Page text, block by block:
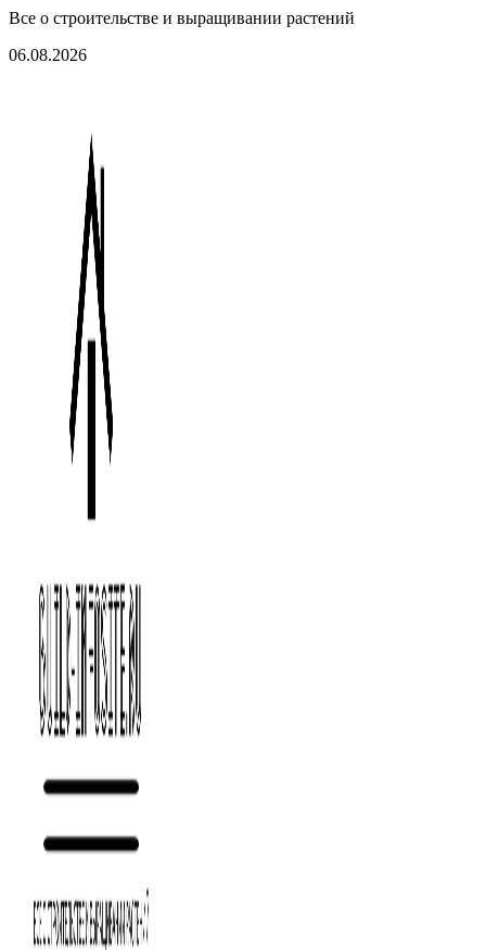
Все о строительстве и выращивании растений
06.08.2026